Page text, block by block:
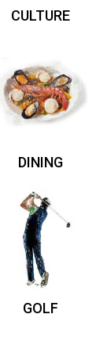
CULTURE
DINING
GOLF